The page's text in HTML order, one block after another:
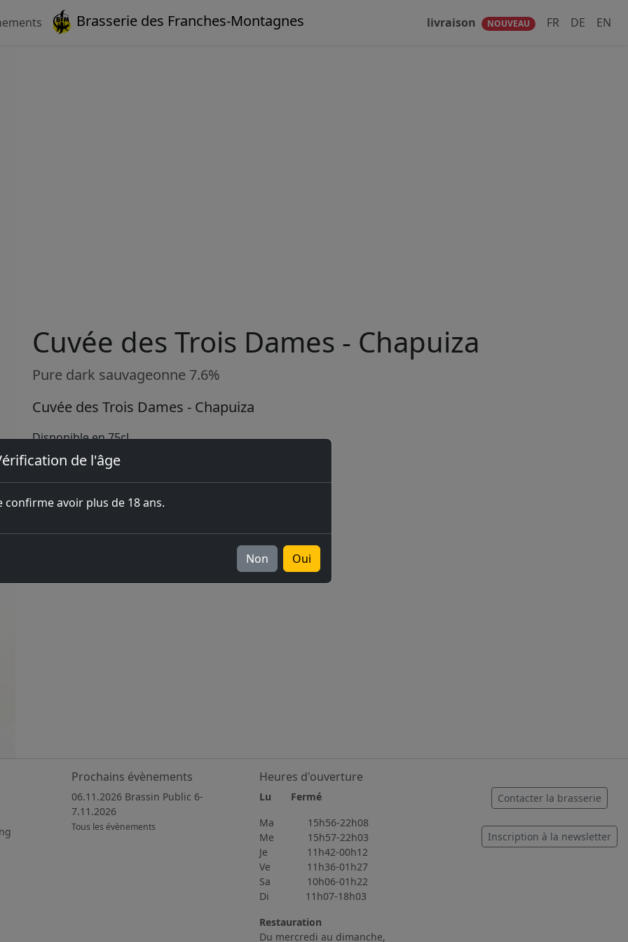
Brasserie des Franches-Montagnes livraison NOUVEAU FR DE EN
de l'âge
confirme avoir plus de 18 ans.
Non Oui
Cuvée des Trois Dames - Chapuiza
Pure dark sauvageonne 7.6%
Cuvée des Trois Dames - Chapuiza
Disponible en 75cl
Acheter en ligne
Prochains évènements
06.11.2026 Brassin Public 6-
7.11.2026
Tous les évènements
Heures d'ouverture
Lu Fermé
Ma 15h56-22h08
Me 15h57-22h03
Je 11h42-00h12
Ve 11h36-01h27
Sa 10h06-01h22
Di 11h07-18h03
Restauration
Du mercredi au dimanche,
Contacter la brasserie
Inscription à la newsletter